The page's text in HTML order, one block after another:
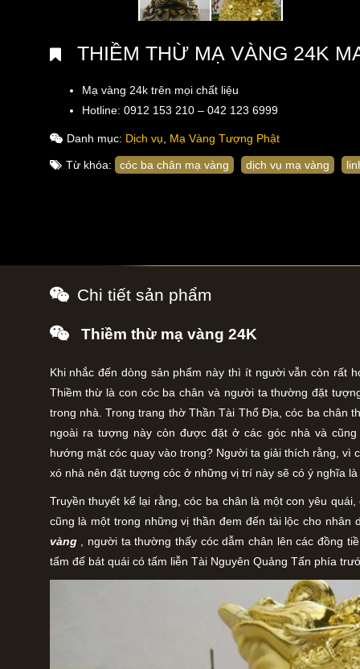
THIỀM THỪ MẠ VÀNG 24K
Mạ vàng 24k trên mọi chất liệu
Hotline: 0912 153 210 – 042 123 6999
Danh mục: Dịch vụ Mạ Vàng Tượng Phật
Từ khóa: cóc ba chân mạ vàng dịch vụ mạ vàng
Chi tiết sản phẩm
Thiềm thừ mạ vàng 24K
Khi nhắc đến dòng sản phẩm này thì ít người vẫn còn rất
Thiềm thừ là con cóc ba chân và người ta thường đặt
trong nhà. Trong trang thờ Thần Tài Thổ Địa, cóc ba chân
ngoài ra tượng này còn được đặt ở các góc nhà và
hướng mặt cóc quay vào trong? Người ta giải thích rằng, vì
xó nhà nên đặt tượng cóc ở những vị trí này sẽ có ý nghĩa
Truyền thuyết kể lại rằng, cóc ba chân là một con yêu
cũng là một trong những vị thần đem đến tài lộc cho nhân
vàng
, người ta thường thấy cóc dẫm chân lên các đồng
tấm đế bát quái có tấm liễn Tài Nguyên Quảng Tấn phía